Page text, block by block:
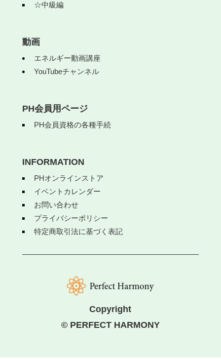
☆中級編
動画
エネルギー動画講座
YouTubeチャンネル
PH会員用ページ
PH会員資格の各種手続
INFORMATION
PHオンラインストア
イベントカレンダー
お問い合わせ
プライバシーポリシー
特定商取引法に基づく表記
Copyright
© PERFECT HARMONY